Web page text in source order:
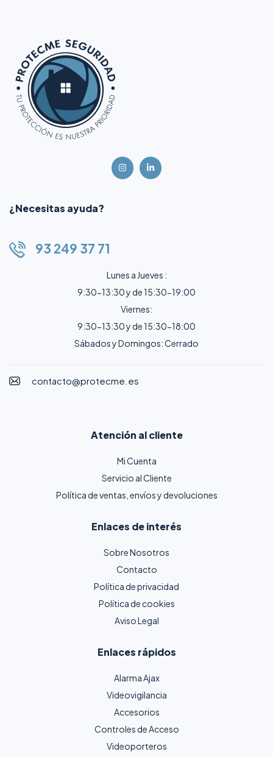
¿Necesitas ayuda?
93 249 37 71
Lunes a Jueves :
9:30-13:30 y de 15:30-19:00
Viernes:
9:30-13:30 y de 15:30-18:00
Sábados y Domingos: Cerrado
contacto@protecme.es
Atención al cliente
Mi Cuenta
Servicio al Cliente
Política de ventas, envíos y devoluciones
Enlaces de interés
Sobre Nosotros
Contacto
Política de privacidad
Política de cookies
Aviso Legal
Enlaces rápidos
Alarma Ajax
Videovigilancia
Accesorios
Controles de Acceso
Videoporteros